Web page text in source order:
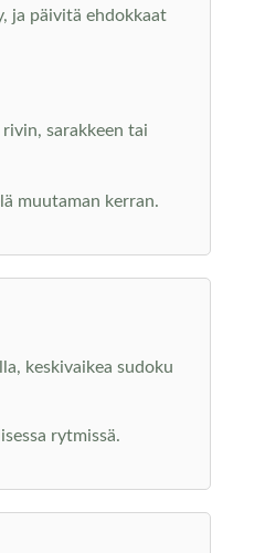
ja päivitä ehdokkaat
sarakkeen tai
muutaman kerran.
keskivaikea sudoku
rytmissä.